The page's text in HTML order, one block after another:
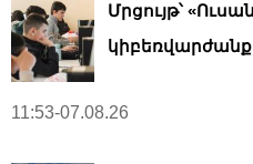
Մրցույթ՝
կիբեռվարժանք
11:53-07.08.26